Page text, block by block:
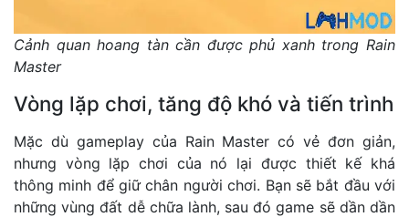
Cảnh quan hoang tàn cần được phủ xanh trong Rain
Master
Vòng lặp chơi, tăng độ khó và tiến trình
Mặc dù gameplay của Rain Master có vẻ đơn giản,
nhưng vòng lặp chơi của nó lại được thiết kế khá
thông minh để giữ chân người chơi. Bạn sẽ bắt đầu với
những vùng đất dễ chữa lành, sau đó game sẽ dần dần